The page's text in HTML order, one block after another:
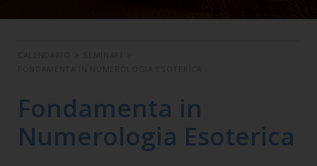
Fondamenta in
Numerologia Esoterica